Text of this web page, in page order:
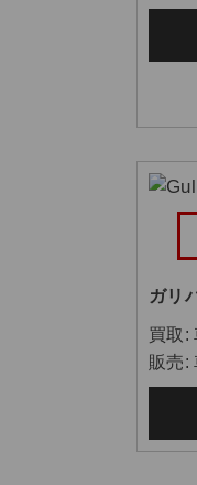
ガリ
買取:
販売: